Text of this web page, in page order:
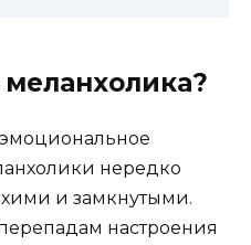
нередко
и замкнутыми.
настроения